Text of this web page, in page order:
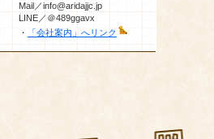
Mail／info@aridajjc.jp
LINE／＠489ggavx
・
「会社案内」へリンク